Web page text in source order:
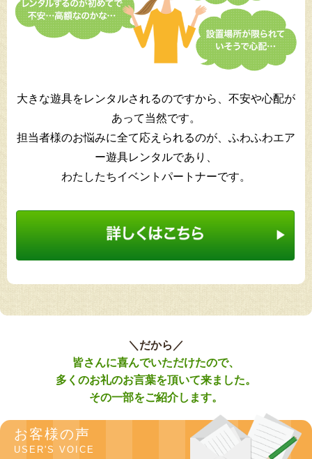
大きな遊具をレンタルされるのですから、不安や心配が
あって当然です。
担当者様のお悩みに全て応えられるのが、ふわふわエア
ー遊具レンタルであり、
わたしたちイベントパートナーです。
＼だから／
皆さんに喜んでいただけたので、
多くのお礼のお言葉を頂いて来ました。
その一部をご紹介します。
お客様の声
USER'S VOICE